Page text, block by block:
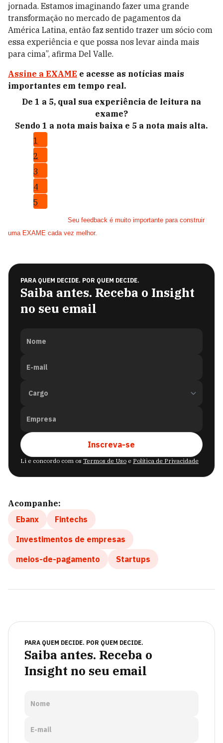
jornada. Estamos imaginando fazer uma grande
transformação no mercado de pagamentos da
América Latina, então faz sentido trazer um sócio com
essa experiência e que possa nos levar ainda mais
para cima”, afirma Del Valle.
Assine a EXAME e acesse as notícias mais
importantes em tempo real.
De 1 a 5, qual sua experiência de leitura na
exame?
Sendo 1 a nota mais baixa e 5 a nota mais alta.
1
2
3
4
5
Seu feedback é muito importante para construir
uma EXAME cada vez melhor.
PARA QUEM DECIDE. POR QUEM DECIDE.
Saiba antes. Receba o Insight
no seu email
Nome
E-mail
Empresa
Inscreva-se
Li e concordo com os Termos de Uso e Política de Privacidade
Acompanhe:
Ebanx
Fintechs
Investimentos de empresas
meios-de-pagamento
Startups
PARA QUEM DECIDE. POR QUEM DECIDE.
Saiba antes. Receba o
Insight no seu email
Nome
E-mail